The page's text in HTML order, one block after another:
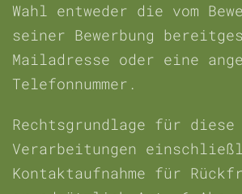
Wahl entweder die vom
seiner Bewerbung
Mailadresse oder eine
Telefonnummer.
Rechtsgrundlage für diese
Verarbeitungen
Kontaktaufnahme für